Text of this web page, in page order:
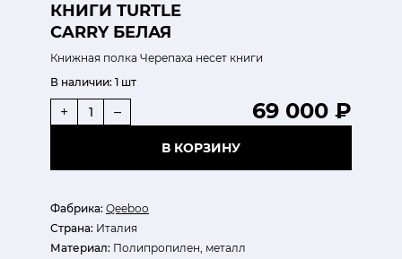
КНИГИ TURTLE
CARRY БЕЛАЯ
Книжная полка Черепаха несет книги
Фабрика: Qeeboo
Страна: Италия
Материал: Полипропилен, металл
В наличии: 1 шт
69 000 ₽
+ –
В КОРЗИНУ